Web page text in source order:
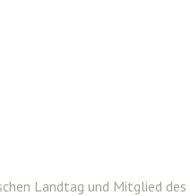
Landtag und Mitglied des